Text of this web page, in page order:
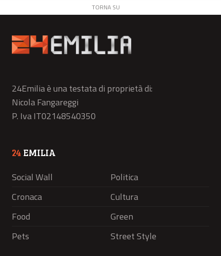
TORNA SU
24Emilia è una testata di proprietà di:
Nicola Fangareggi
P. Iva IT02148540350
24 EMILIA
Social Wall
Politica
Cronaca
Cultura
Food
Green
Pets
Street Style